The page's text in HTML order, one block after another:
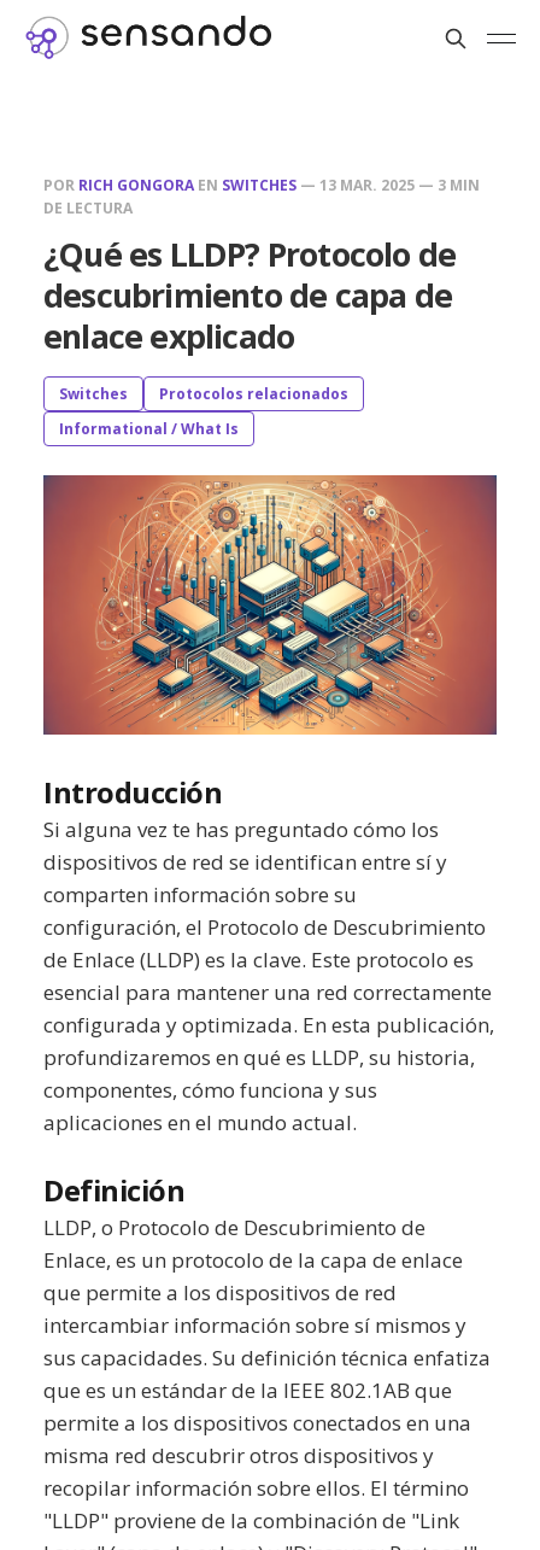
POR RICH GONGORA EN SWITCHES — 13 MAR. 2025 — 3 MIN
DE LECTURA
¿Qué es LLDP? Protocolo de
descubrimiento de capa de
enlace explicado
Switches
Protocolos relacionados
Informational / What Is
Introducción
Si alguna vez te has preguntado cómo los
dispositivos de red se identifican entre sí y
comparten información sobre su
configuración, el Protocolo de Descubrimiento
de Enlace (LLDP) es la clave. Este protocolo es
esencial para mantener una red correctamente
configurada y optimizada. En esta publicación,
profundizaremos en qué es LLDP, su historia,
componentes, cómo funciona y sus
aplicaciones en el mundo actual.
Definición
LLDP, o Protocolo de Descubrimiento de
Enlace, es un protocolo de la capa de enlace
que permite a los dispositivos de red
intercambiar información sobre sí mismos y
sus capacidades. Su definición técnica enfatiza
que es un estándar de la IEEE 802.1AB que
permite a los dispositivos conectados en una
misma red descubrir otros dispositivos y
recopilar información sobre ellos. El término
"LLDP" proviene de la combinación de "Link